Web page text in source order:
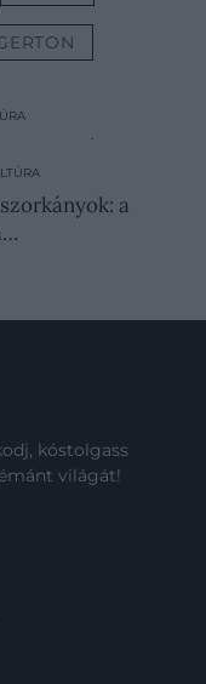
Japán
a
kóstolgass
világát!